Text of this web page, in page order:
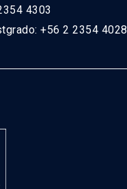
4303
+56 2 2354 4028